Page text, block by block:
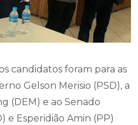
candidatos foram para as
Gelson Merisio (PSD), a
(DEM) e ao Senado
e Esperidião Amin (PP)